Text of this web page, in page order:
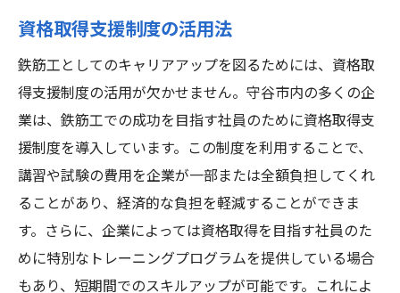
資格取得支援制度の活用法
鉄筋工としてのキャリアアップを図るためには、資格取
得支援制度の活用が欠かせません。守谷市内の多くの企
業は、鉄筋工での成功を目指す社員のために資格取得支
援制度を導入しています。この制度を利用することで、
講習や試験の費用を企業が一部または全額負担してくれ
ることがあり、経済的な負担を軽減することができま
す。さらに、企業によっては資格取得を目指す社員のた
めに特別なトレーニングプログラムを提供している場合
もあり、短期間でのスキルアップが可能です。これによ